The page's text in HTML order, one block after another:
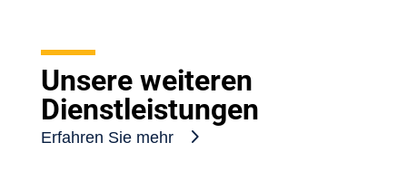
Unsere weiteren
Dienstleistungen
Erfahren Sie mehr